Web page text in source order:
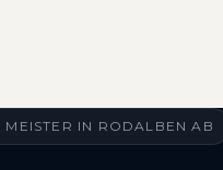
IN RODALBEN AB